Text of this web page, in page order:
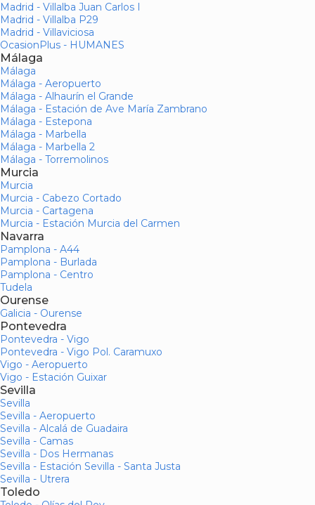
Madrid - Villalba Juan Carlos I
Madrid - Villalba P29
Madrid - Villaviciosa
OcasionPlus - HUMANES
Málaga
Málaga
Málaga - Aeropuerto
Málaga - Alhaurín el Grande
Málaga - Estación de Ave María Zambrano
Málaga - Estepona
Málaga - Marbella
Málaga - Marbella 2
Málaga - Torremolinos
Murcia
Murcia
Murcia - Cabezo Cortado
Murcia - Cartagena
Murcia - Estación Murcia del Carmen
Navarra
Pamplona - A44
Pamplona - Burlada
Pamplona - Centro
Tudela
Ourense
Galicia - Ourense
Pontevedra
Pontevedra - Vigo
Pontevedra - Vigo Pol. Caramuxo
Vigo - Aeropuerto
Vigo - Estación Guixar
Sevilla
Sevilla
Sevilla - Aeropuerto
Sevilla - Alcalá de Guadaira
Sevilla - Camas
Sevilla - Dos Hermanas
Sevilla - Estación Sevilla - Santa Justa
Sevilla - Utrera
Toledo